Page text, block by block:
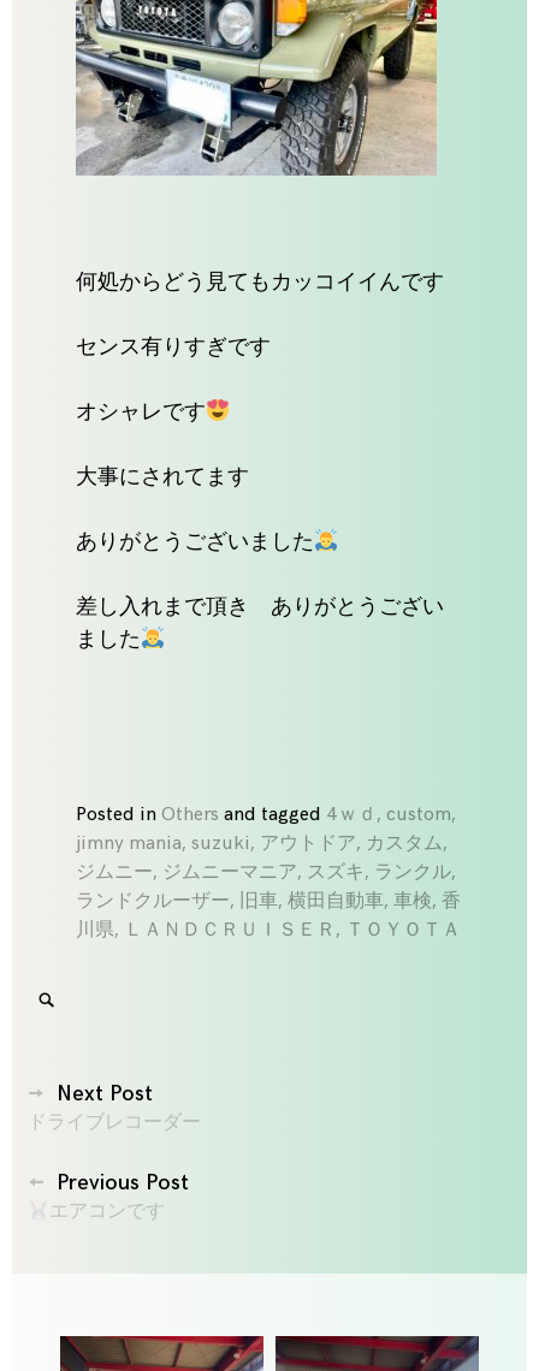
何処からどう見てもカッコイイんです
センス有りすぎです
オシャレです
大事にされてます
ありがとうございました
差し入れまで頂き ありがとうござい
ました
Posted inOthers and tagged 4ｗｄ , custom,
jimny mania,suzuki, アウトドア, カスタム,
ジムニー, ジムニーマニア, スズキ, ランクル,
ランドクルーザー, 旧車,横田自動車,車検,香
川県, ＬＡＮＤＣＲＵＩＳＥＲ , ＴＯＹＯＴＡ
Search
投
稿
ナ
ビ
シ
Next Post
ドライブレコーダー
Previous Post
エアコンです